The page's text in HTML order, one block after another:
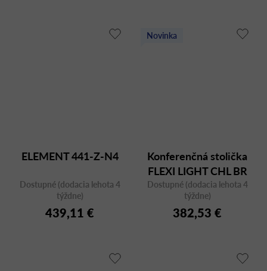
ELEMENT 441-Z-N4
Dostupné (dodacia lehota 4
týždne)
439,11 €
Novinka
Konferenčná stolička
FLEXI LIGHT CHL BR
F95-BL
Dostupné (dodacia lehota 4
týždne)
382,53 €